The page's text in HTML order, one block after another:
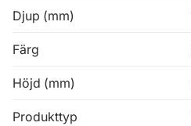
Djup (mm)
Färg
Höjd (mm)
Produkttyp